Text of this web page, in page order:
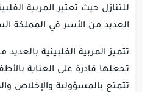
للتنازل حيث تعتبر المربية
العديد من الأسر في المملكة
تتميز المربية الفلبينية
تجعلها قادرة على العناية
تتمتع بالمسؤولية والإخلاص